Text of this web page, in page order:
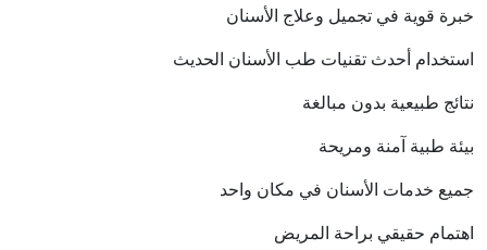
خبرة قوية في تجميل وعلاج الأسنان
استخدام أحدث تقنيات طب الأسنان الحديث
نتائج طبيعية بدون مبالغة
بيئة طبية آمنة ومريحة
جميع خدمات الأسنان في مكان واحد
اهتمام حقيقي براحة المريض